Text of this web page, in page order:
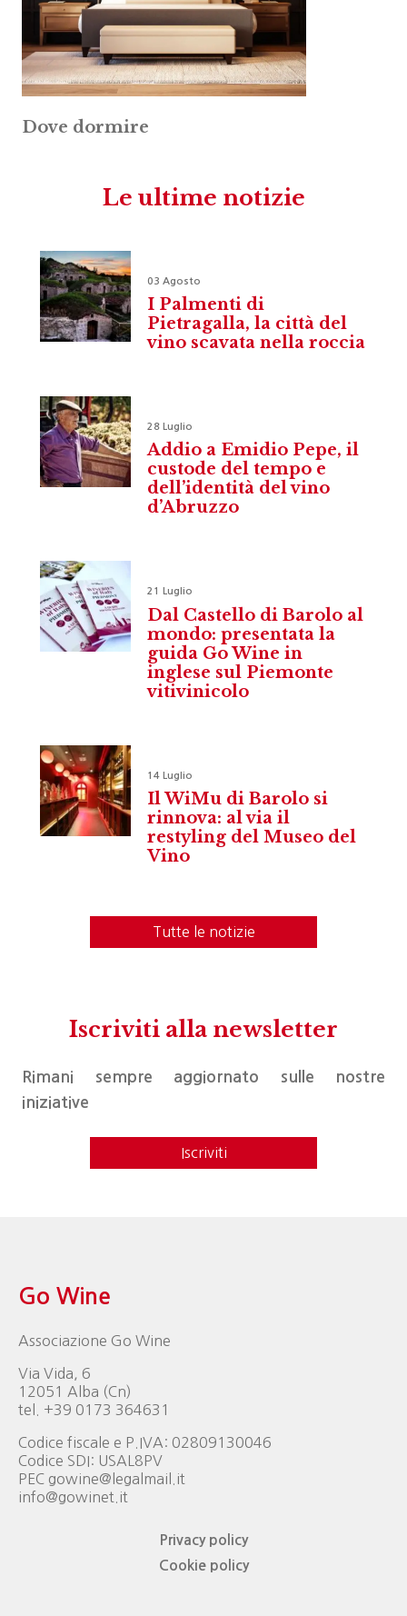
Dove dormire
Le ultime notizie
03 Agosto
I Palmenti di
Pietragalla, la città del
vino scavata nella roccia
28 Luglio
Addio a Emidio Pepe, il
custode del tempo e
dell’identità del vino
d’Abruzzo
21 Luglio
Dal Castello di Barolo al
mondo: presentata la
guida Go Wine in
inglese sul Piemonte
vitivinicolo
14 Luglio
Il WiMu di Barolo si
rinnova: al via il
restyling del Museo del
Vino
Tutte le notizie
Iscriviti alla newsletter
Rimani sempre aggiornato sulle nostre
iniziative
Iscriviti
Go Wine
Associazione Go Wine
Via Vida, 6
12051 Alba (Cn)
tel. +39 0173 364631
Codice fiscale e P.IVA: 02809130046
Codice SDI: USAL8PV
PEC gowine@legalmail.it
info@gowinet.it
Privacy policy
Cookie policy